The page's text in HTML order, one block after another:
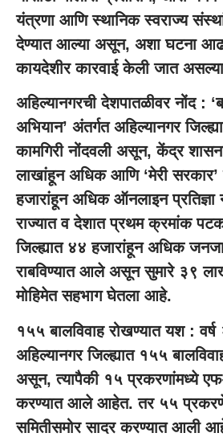
यंत्रणा आणि स्थानिक स्वराज्य
देण्यात आल्या असून, अशा घटना
कायदेशीर कारवाई केली जात
अहिल्यानगरची देशपातळीवर नोंद :
अभियान’ अंतर्गत अहिल्यानगर
कामगिरी नोंदवली असून, केंद्र
लाखांहून अधिक आणि ‘मेरी सरकार’
हजारांहून अधिक ऑनलाइन प्रतिज्ञा
राज्यात व देशात प्रथम क्रमांक
जिल्ह्यात ४४ हजारांहून अधिक
राबविण्यात आले असून सुमारे ३९
मोहिमेत सहभाग घेतला आहे.
१५५ बालविवाह रोखण्यात यश :
अहिल्यानगर जिल्ह्यात १५५
असून, त्यापैकी १५ प्रकरणांमध्ये
करण्यात आले आहेत. तर ५५
समितीसमोर सादर करण्यात आली